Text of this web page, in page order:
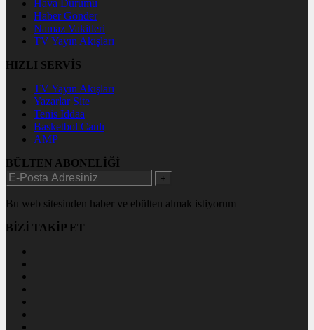
Hava Durumu
Haber Gönder
Namaz Vakitleri
TV Yayın Akışları
HIZLI SERVİS
TV Yayın Akışları
Yazarlar Site
Tenis İddaa
Basketbol Canlı
AMP
BÜLTEN ABONELİĞİ
+
Bu web sitesinden haber ve ebülten almak istiyorum
BİZİ TAKİP ET